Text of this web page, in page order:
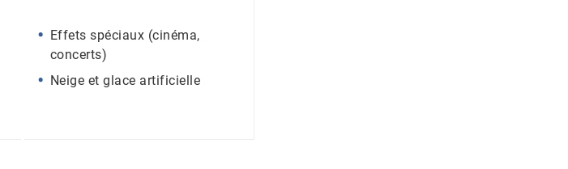
Effets spéciaux (cinéma,
concerts)
Neige et glace artificielle